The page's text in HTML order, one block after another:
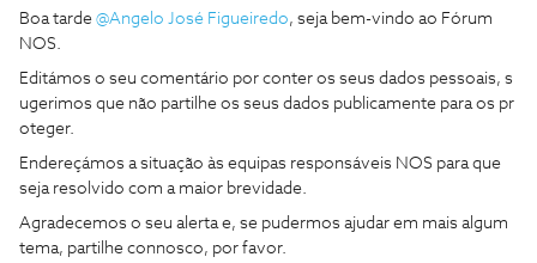
Boa tarde ​ @Angelo José Figueiredo, seja bem-vindo ao Fórum
NOS.
Editámos o seu comentário por conter os seus dados pessoais, s
ugerimos que não partilhe os seus dados publicamente para os pr
oteger.
Endereçámos a situação às equipas responsáveis NOS para que
seja resolvido com a maior brevidade.
Agradecemos o seu alerta e, se pudermos ajudar em mais algum
tema, partilhe connosco, por favor.